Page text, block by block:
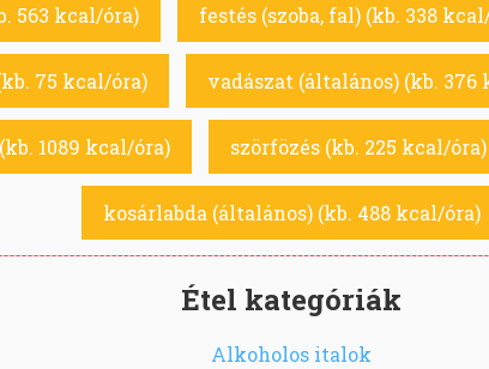
563 kcal/óra) festés (szoba, fal) (kb. 338
75 kcal/óra) vadászat (általános) (kb. 376
1089 kcal/óra) szörfözés (kb. 225 kcal/óra)
kosárlabda (általános) (kb. 488 kcal/óra)
Étel kategóriák
Alkoholos italok